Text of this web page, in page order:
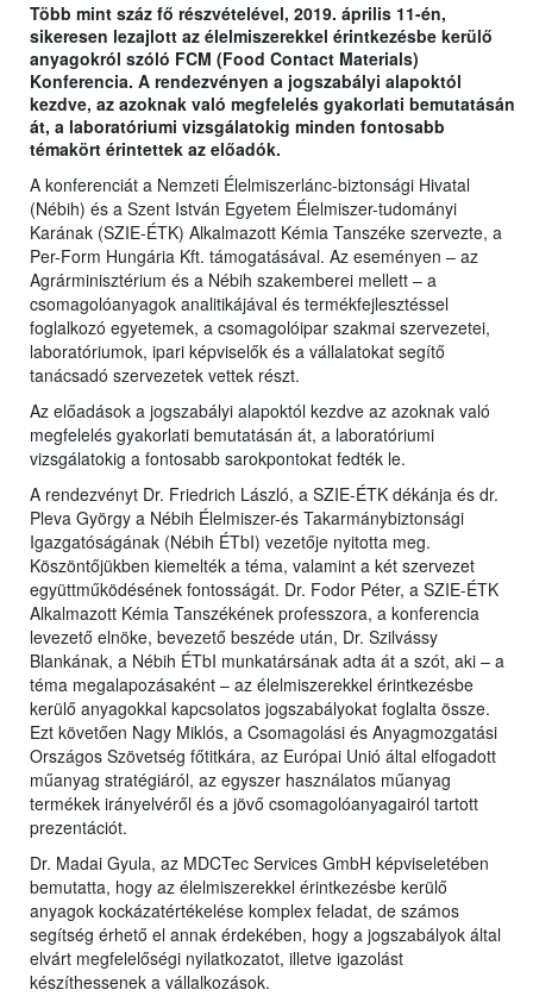
Több mint száz fő részvételével, 2019. április 11-én,
sikeresen lezajlott az élelmiszerekkel érintkezésbe kerülő
anyagokról szóló FCM (Food Contact Materials)
Konferencia. A rendezvényen a jogszabályi alapoktól
kezdve, az azoknak való megfelelés gyakorlati bemutatásán
át, a laboratóriumi vizsgálatokig minden fontosabb
témakört érintettek az előadók.
A konferenciát a Nemzeti Élelmiszerlánc-biztonsági Hivatal
(Nébih) és a Szent István Egyetem Élelmiszer-tudományi
Karának (SZIE-ÉTK) Alkalmazott Kémia Tanszéke szervezte, a
Per-Form Hungária Kft. támogatásával. Az eseményen – az
Agrárminisztérium és a Nébih szakemberei mellett – a
csomagolóanyagok analitikájával és termékfejlesztéssel
foglalkozó egyetemek, a csomagolóipar szakmai szervezetei,
laboratóriumok, ipari képviselők és a vállalatokat segítő
tanácsadó szervezetek vettek részt.
Az előadások a jogszabályi alapoktól kezdve az azoknak való
megfelelés gyakorlati bemutatásán át, a laboratóriumi
vizsgálatokig a fontosabb sarokpontokat fedték le.
A rendezvényt Dr. Friedrich László, a SZIE-ÉTK dékánja és dr.
Pleva György a Nébih Élelmiszer-és Takarmánybiztonsági
Igazgatóságának (Nébih ÉTbI) vezetője nyitotta meg.
Köszöntőjükben kiemelték a téma, valamint a két szervezet
együttműködésének fontosságát. Dr. Fodor Péter, a SZIE-ÉTK
Alkalmazott Kémia Tanszékének professzora, a konferencia
levezető elnöke, bevezető beszéde után, Dr. Szilvássy
Blankának, a Nébih ÉTbI munkatársának adta át a szót, aki – a
téma megalapozásaként – az élelmiszerekkel érintkezésbe
kerülő anyagokkal kapcsolatos jogszabályokat foglalta össze.
Ezt követően Nagy Miklós, a Csomagolási és Anyagmozgatási
Országos Szövetség főtitkára, az Európai Unió által elfogadott
műanyag stratégiáról, az egyszer használatos műanyag
termékek irányelvéről és a jövő csomagolóanyagairól tartott
prezentációt.
Dr. Madai Gyula, az MDCTec Services GmbH képviseletében
bemutatta, hogy az élelmiszerekkel érintkezésbe kerülő
anyagok kockázatértékelése komplex feladat, de számos
segítség érhető el annak érdekében, hogy a jogszabályok által
elvárt megfelelőségi nyilatkozatot, illetve igazolást
készíthessenek a vállalkozások.